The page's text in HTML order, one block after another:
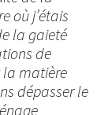
où j’étais
la gaieté
de
la matière
dépasser le